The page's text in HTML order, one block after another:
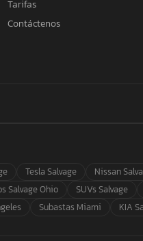
Tarifas
Contáctenos
Tesla Salvage Nissan
Salvage Ohio SUVs Salvage
Subastas Miami KIA